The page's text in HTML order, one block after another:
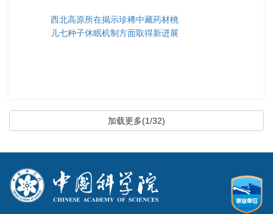
西北高原所在揭示珍稀中藏药材桃
儿七种子休眠机制方面取得新进展
加载更多(1/32)